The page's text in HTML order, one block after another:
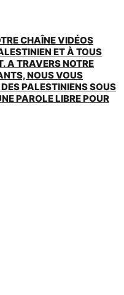
CHAÎNE VIDÉOS
ET À TOUS
A TRAVERS NOTRE
NOUS VOUS
PALESTINIENS SOUS
PAROLE LIBRE POUR